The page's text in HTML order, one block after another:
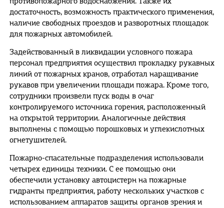
достаточность, возможность практического применения,
наличие свободных проездов и разворотных площадок
для пожарных автомобилей.
Задействованный в ликвидации условного пожара
персонал предприятия осуществил прокладку рукавных
линий от пожарных кранов, отработал наращивание
рукавов при увеличении площади пожара. Кроме того,
сотрудники произвели пуск воды в очаг
контролируемого источника горения, расположенный
на открытой территории. Аналогичные действия
выполнены с помощью порошковых и углекислотных
огнетушителей.
Пожарно-спасательные подразделения использовали
четырех единицы техники. С ее помощью они
обеспечили установку автоцистерн на пожарные
гидранты предприятия, работу нескольких участков с
использованием аппаратов защиты органов зрения и